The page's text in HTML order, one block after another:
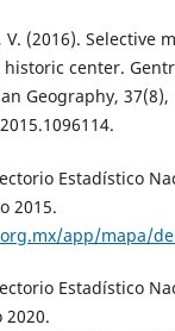
V. (2016). Selective
historic center.
Geography, 37(8),
Estadístico
2015.
app/mapa/
Estadístico
2020.